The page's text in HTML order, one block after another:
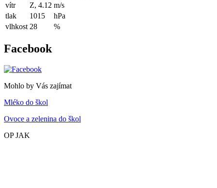
vítr
Z, 4.12 m/s
tlak
1015
hPa
vlhkost 28 %
Facebook
Mohlo by Vás zajímat
Mléko do škol
Ovoce a zelenina do škol
OP JAK